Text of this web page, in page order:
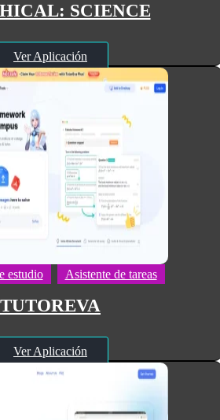
SCIENCE
Ver Aplicación
estudio Asistente de tareas
TUTOREVA
Ver Aplicación